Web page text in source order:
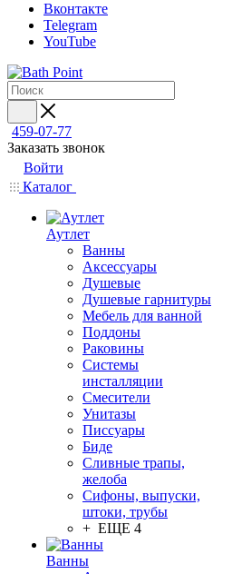
Вконтакте
Telegram
YouTube
459-07-77
Заказать звонок
Войти
Каталог
Аутлет
Ванны
Аксессуары
Душевые
Душевые гарнитуры
Мебель для ванной
Поддоны
Раковины
Системы
инсталляции
Смесители
Унитазы
Писсуары
Биде
Сливные трапы,
желоба
Сифоны, выпуски,
штоки, трубы
+ ЕЩЕ 4
Ванны